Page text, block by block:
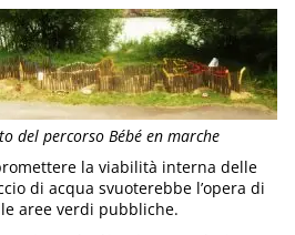
del percorso Bébé en marche
la viabilità interna delle
di acqua svuoterebbe l’opera di
aree verdi pubbliche.